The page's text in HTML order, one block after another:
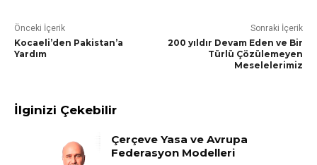
Önceki İçerik
Kocaeli’den Pakistan’a
Yardım
Sonraki İçerik
200 yıldır Devam Eden ve Bir
Türlü Çözülemeyen
Meselelerimiz
İlginizi Çekebilir
Çerçeve Yasa ve Avrupa
Federasyon Modelleri